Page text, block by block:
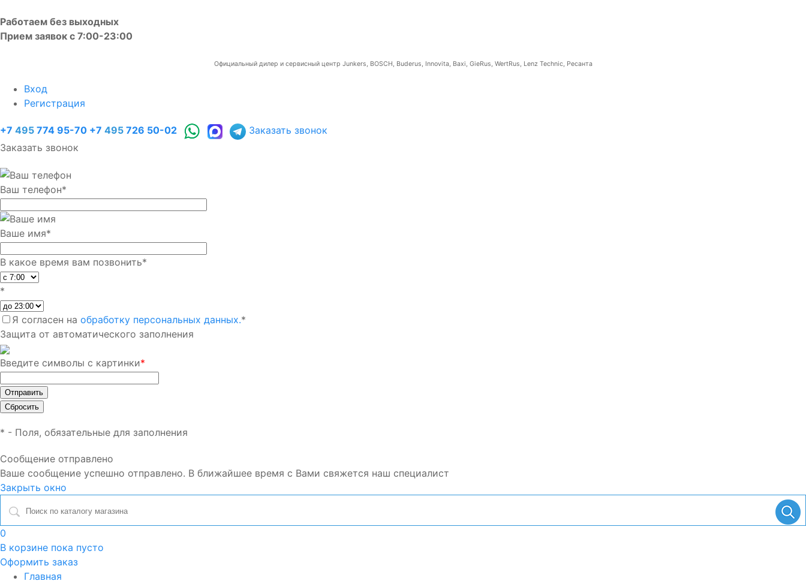
Работаем без выходных
Прием заявок с 7:00-23:00
Официальный дилер и сервисный центр Junkers, BOSCH, Buderus, Innovita, Baxi, GieRus, WertRus, Lenz Technic, Ресанта
Вход
Регистрация
+7 495 774 95-70 +7 495 726 50-02
Заказать звонок
Заказать звонок
Ваш телефон*
Ваше имя*
В какое время вам позвонить*
*
Я согласен на обработку персональных данных.*
Защита от автоматического заполнения
Введите символы с картинки*
* - Поля, обязательные для заполнения
Сообщение отправлено
Ваше сообщение успешно отправлено. В ближайшее время с Вами свяжется наш специалист
Закрыть окно
0
В корзине пока пусто
Оформить заказ
Главная